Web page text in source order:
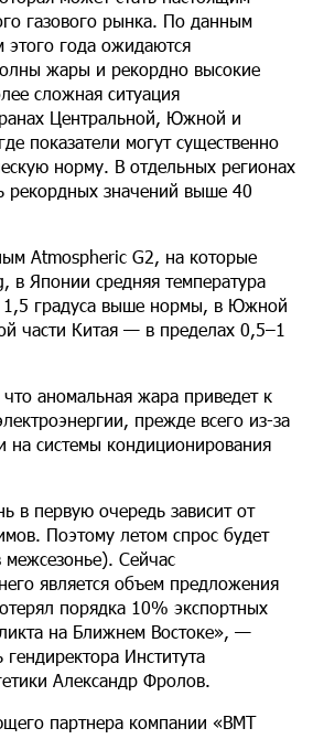
газового рынка. По данным
этого года ожидаются
жары и рекордно высокие
сложная ситуация
Центральной, Южной и
показатели могут существенно
норму. В отдельных регионах
рекордных значений выше 40
Atmospheric G2, на которые
в Японии средняя температура
1,5 градуса выше нормы, в Южной
части Китая — в пределах 0,5–1
аномальная жара приведет к
прежде всего из-за
на системы кондиционирования
в первую очередь зависит от
Поэтому летом спрос будет
Сейчас
является объем предложения
порядка 10% экспортных
на Ближнем Востоке», —
гендиректора Института
Александр Фролов.
партнера компании «ВМТ